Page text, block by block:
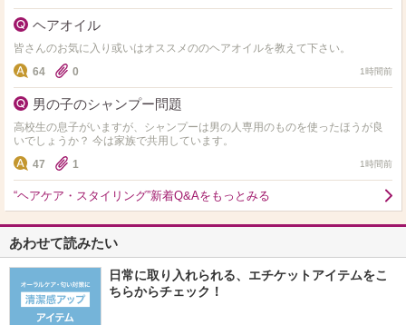
ヘアオイル
皆さんのお気に入り或いはオススメののヘアオイルを教えて下さい。
64
0 1時間前
男の子のシャンプー問題
高校生の息子がいますが、シャンプーは男の人専用のものを使ったほうが良
いでしょうか？ 今は家族で共用しています。
47
1 1時間前
“ヘアケア・スタイリング”新着Q&Aをもっとみる
あわせて読みたい
日常に取り入れられる、エチケットアイテムをこ
ちらからチェック！